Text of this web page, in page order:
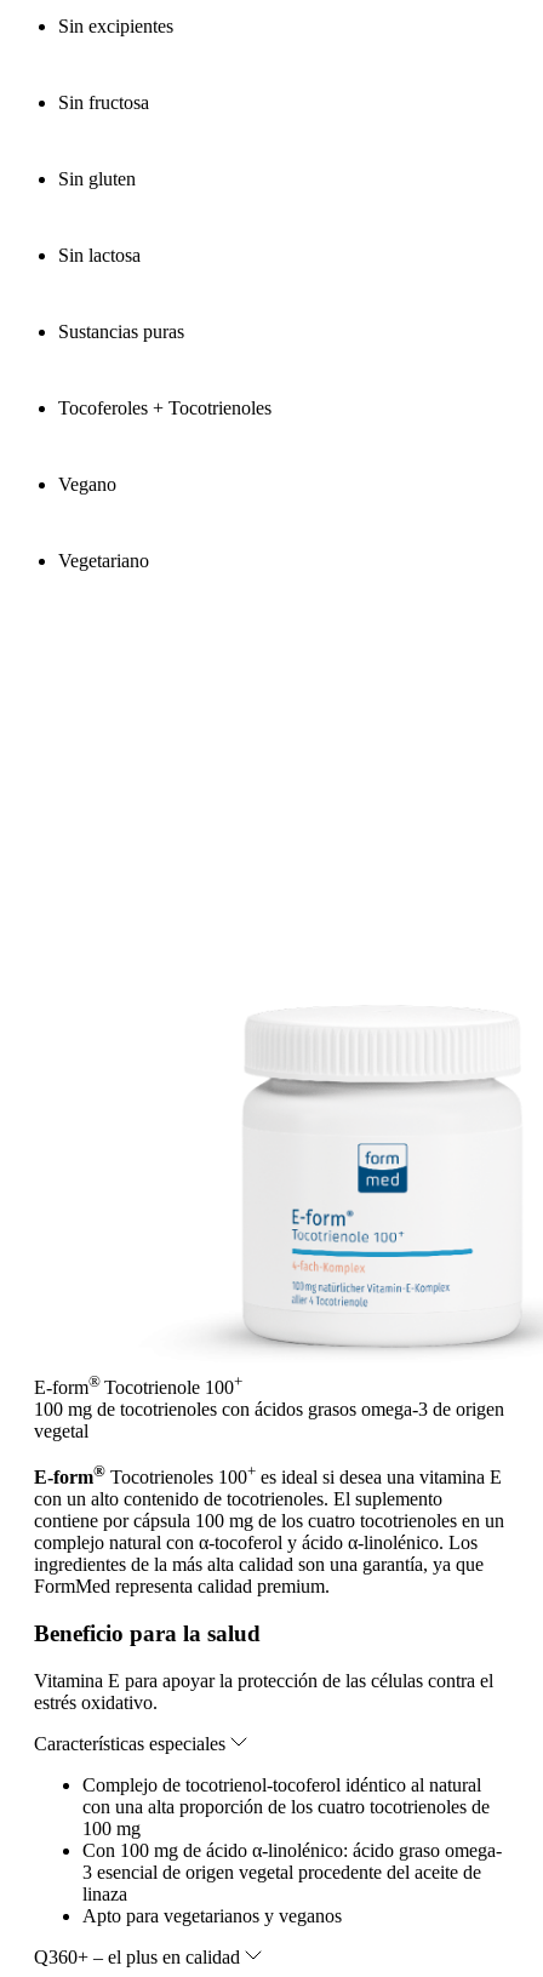
Sin excipientes
Sin fructosa
Sin gluten
Sin lactosa
Sustancias puras
Tocoferoles + Tocotrienoles
Vegano
Vegetariano
E-form® Tocotrienole 100+
100 mg de tocotrienoles con ácidos grasos omega-3 de origen
vegetal
E-form® Tocotrienoles 100+ es ideal si desea una vitamina E
con un alto contenido de tocotrienoles. El suplemento
contiene por cápsula 100 mg de los cuatro tocotrienoles en un
complejo natural con α-tocoferol y ácido α-linolénico. Los
ingredientes de la más alta calidad son una garantía, ya que
FormMed representa calidad premium.
Beneficio para la salud
Vitamina E para apoyar la protección de las células contra el
estrés oxidativo.
Características especiales
Complejo de tocotrienol-tocoferol idéntico al natural
con una alta proporción de los cuatro tocotrienoles de
100 mg
Con 100 mg de ácido α-linolénico: ácido graso omega-
3 esencial de origen vegetal procedente del aceite de
linaza
Apto para vegetarianos y veganos
Q360+ – el plus en calidad